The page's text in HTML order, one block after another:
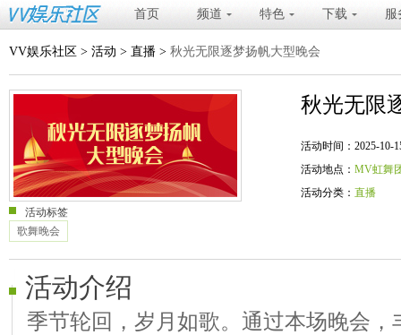
首页 频道 特色 下载 服
VV娱乐社区 > 活动 > 直播 > 秋光无限逐梦扬帆大型晚会
秋光无限
活动时间：2025-10-
活动地点： MV虹舞
活动分类： 直播
活动标签
歌舞晚会
活动介绍
季节轮回，岁月如歌。通过本场晚会，